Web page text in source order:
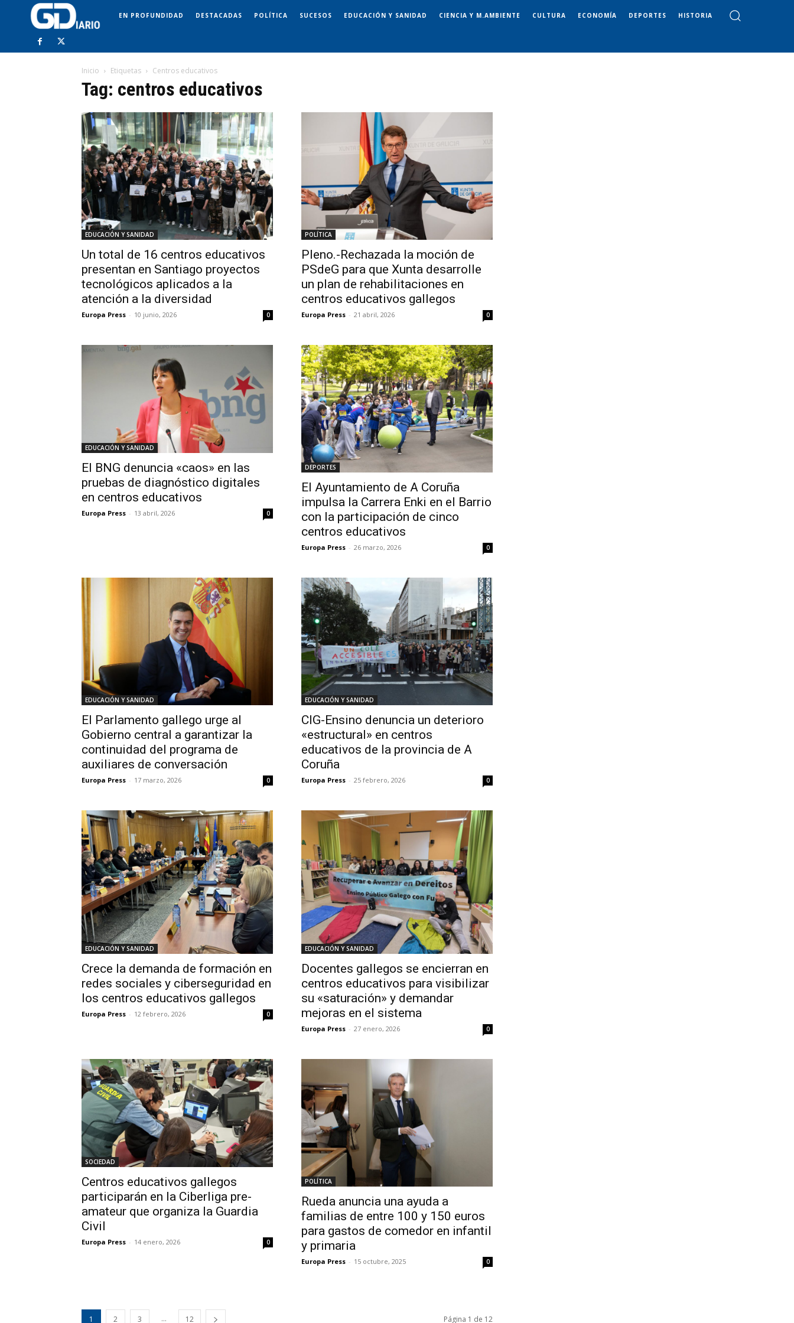
EN PROFUNDIDAD DESTACADAS POLÍTICA SUCESOS EDUCACIÓN Y SANIDAD CIENCIA Y M.AMBIENTE CULTURA ECONOMÍA DEPORTES HISTORIA
Inicio Etiquetas Centros educativos
Tag: centros educativos
EDUCACIÓN Y SANIDAD
Un total de 16 centros educativos
presentan en Santiago proyectos
tecnológicos aplicados a la
atención a la diversidad
Europa Press - 10 junio, 2026 0
POLÍTICA
Pleno.-Rechazada la moción de
PSdeG para que Xunta desarrolle
un plan de rehabilitaciones en
centros educativos gallegos
Europa Press - 21 abril, 2026 0
EDUCACIÓN Y SANIDAD
El BNG denuncia «caos» en las
pruebas de diagnóstico digitales
en centros educativos
Europa Press - 13 abril, 2026 0
DEPORTES
El Ayuntamiento de A Coruña
impulsa la Carrera Enki en el Barrio
con la participación de cinco
centros educativos
Europa Press - 26 marzo, 2026 0
EDUCACIÓN Y SANIDAD
El Parlamento gallego urge al
Gobierno central a garantizar la
continuidad del programa de
auxiliares de conversación
Europa Press - 17 marzo, 2026 0
EDUCACIÓN Y SANIDAD
CIG-Ensino denuncia un deterioro
«estructural» en centros
educativos de la provincia de A
Coruña
Europa Press - 25 febrero, 2026 0
EDUCACIÓN Y SANIDAD
Crece la demanda de formación en
redes sociales y ciberseguridad en
los centros educativos gallegos
Europa Press - 12 febrero, 2026 0
EDUCACIÓN Y SANIDAD
Docentes gallegos se encierran en
centros educativos para visibilizar
su «saturación» y demandar
mejoras en el sistema
Europa Press - 27 enero, 2026 0
SOCIEDAD
Centros educativos gallegos
participarán en la Ciberliga pre-
amateur que organiza la Guardia
Civil
Europa Press - 14 enero, 2026 0
POLÍTICA
Rueda anuncia una ayuda a
familias de entre 100 y 150 euros
para gastos de comedor en infantil
y primaria
Europa Press - 15 octubre, 2025 0
1 2 3 ... 12 Página 1 de 12